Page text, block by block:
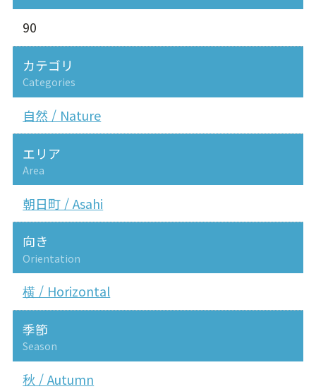
90
カテゴリ
Categories
自然 / Nature
エリア
Area
朝日町 / Asahi
向き
Orientation
横 / Horizontal
季節
Season
秋 / Autumn